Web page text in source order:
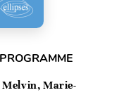
Marie-